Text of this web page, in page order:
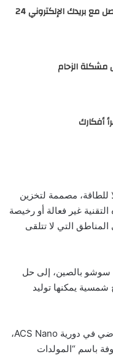
جهاز يمكنك من التواصل مع بريدك الإلكتروني 24
مشكلة الزحام
أفكارك
للطاقة، مصممة لتخزين
غير فعالة أو رخيصة
التي لا تتلقى
سوشو بالصين، إلى حل
شمسية يمكنها توليد
وتكشف الدراسة، التي نُشرت الشهر الماضي في دورية ACS Nano،
باسم “المولدات